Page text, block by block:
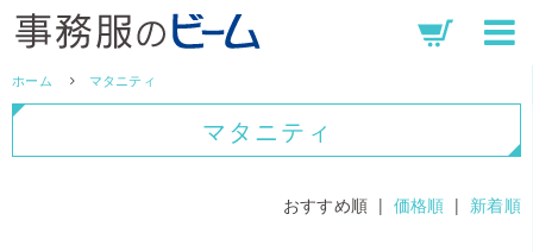
ホーム マタニティ
マタニティ
おすすめ順 | 価格順 | 新着順